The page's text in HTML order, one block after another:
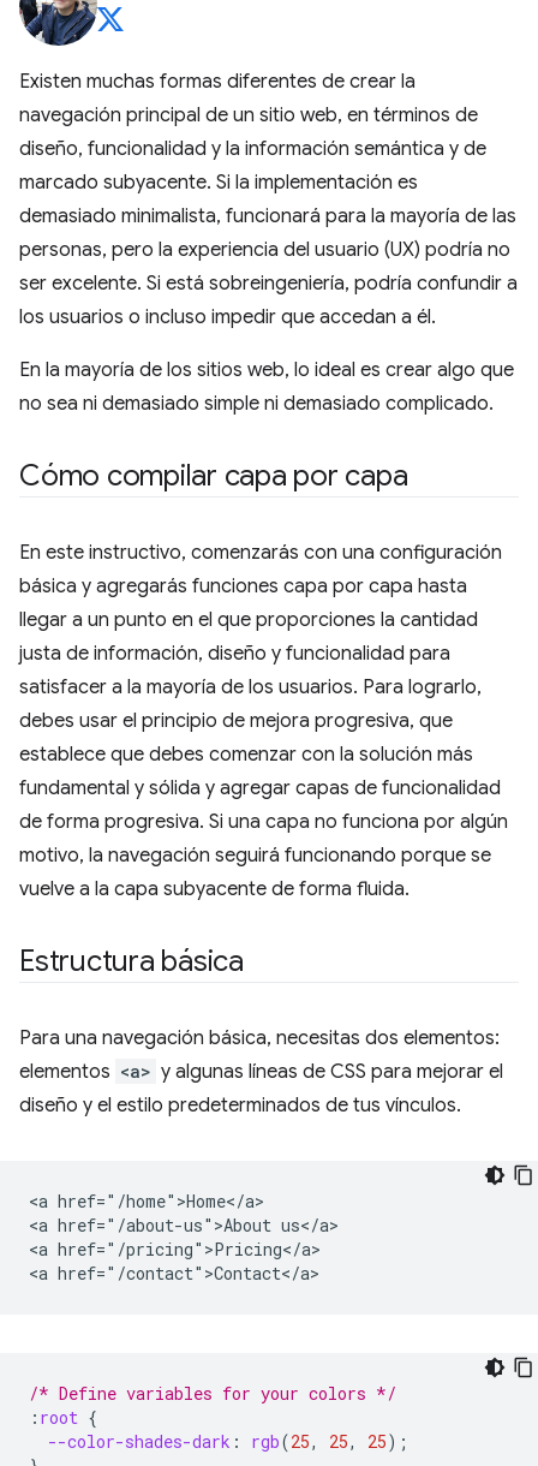
Existen muchas formas diferentes de crear la
navegación principal de un sitio web, en términos de
diseño, funcionalidad y la información semántica y de
marcado subyacente. Si la implementación es
demasiado minimalista, funcionará para la mayoría de las
personas, pero la experiencia del usuario (UX) podría no
ser excelente. Si está sobreingeniería, podría confundir a
los usuarios o incluso impedir que accedan a él.
En la mayoría de los sitios web, lo ideal es crear algo que
no sea ni demasiado simple ni demasiado complicado.
Cómo compilar capa por capa
En este instructivo, comenzarás con una configuración
básica y agregarás funciones capa por capa hasta
llegar a un punto en el que proporciones la cantidad
justa de información, diseño y funcionalidad para
satisfacer a la mayoría de los usuarios. Para lograrlo,
debes usar el principio de mejora progresiva, que
establece que debes comenzar con la solución más
fundamental y sólida y agregar capas de funcionalidad
de forma progresiva. Si una capa no funciona por algún
motivo, la navegación seguirá funcionando porque se
vuelve a la capa subyacente de forma fluida.
Estructura básica
Para una navegación básica, necesitas dos elementos:
elementos <a> y algunas líneas de CSS para mejorar el
diseño y el estilo predeterminados de tus vínculos.
<a href="/home">Home</a>
<a href="/about-us">About us</a>
<a href="/pricing">Pricing</a>
/* Define variables for your colors */
: root {
--color-shades-dark : rgb(25, 25, 25);